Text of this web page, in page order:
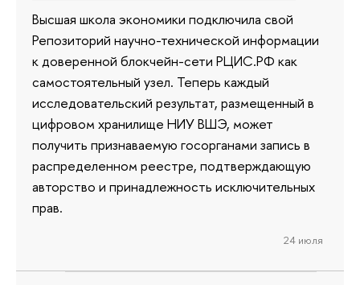
Высшая школа экономики подключила свой
Репозиторий научно-технической информации
к доверенной блокчейн-сети РЦИС.РФ как
самостоятельный узел. Теперь каждый
исследовательский результат, размещенный в
цифровом хранилище НИУ ВШЭ, может
получить признаваемую госорганами запись в
распределенном реестре, подтверждающую
авторство и принадлежность исключительных
прав.
24 июля